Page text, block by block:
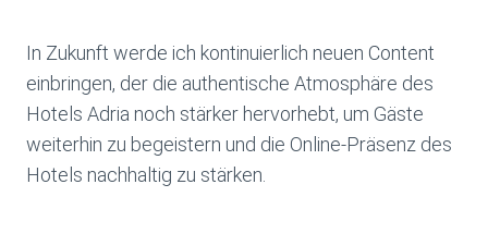
In Zukunft werde ich kontinuierlich neuen Content
einbringen, der die authentische Atmosphäre des
Hotels Adria noch stärker hervorhebt, um Gäste
weiterhin zu begeistern und die Online-Präsenz des
Hotels nachhaltig zu stärken.